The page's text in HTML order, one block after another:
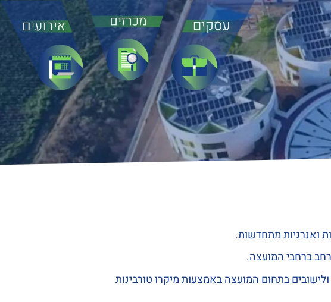
ואנרגיות מתחדשות.
ברחבי המועצה.
בתחום המועצה באמצעות מיקרו טורבינות